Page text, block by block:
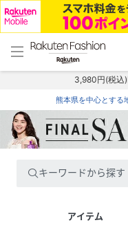
menu home
トップ
3,980円(税込)
熊本県を中心とする
キーワードから探す
アイテム